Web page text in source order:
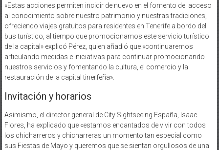
«Estas acciones permiten incidir de nuevo en el fomento del acceso
al conocimiento sobre nuestro patrimonio y nuestras tradiciones,
ofreciendo viajes gratuitos para residentes en Tenerife a bordo del
bus turístico, al tiempo que promocionamos este servicio turístico
de la capital» explicó Pérez, quien añadió que «continuaremos
articulando medidas e iniciativas para continuar promocionando
nuestros servicios y fomentando la cultura, el comercio y la
restauración de la capital tinerfeña».
Invitación y horarios
Asimismo, el director general de City Sightseeing España, Isaac
Flores, ha explicado que «estamos encantados de vivir con todos
los chicharreros y chicharreras un momento tan especial como
sus Fiestas de Mayo y queremos que se sientan orgullosos de una